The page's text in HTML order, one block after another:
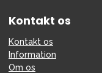
Kontakt os
Kontakt os
Information
Om os